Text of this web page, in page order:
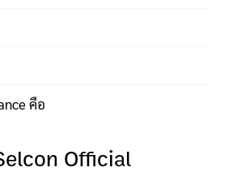
คือ
Official